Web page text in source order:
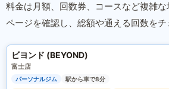
料金は月額、回数券、コースなど複雑
ページを確認し、総額や通える回数をチ
ビヨンド (BEYOND)
富士店
パーソナルジム 駅から車で8分